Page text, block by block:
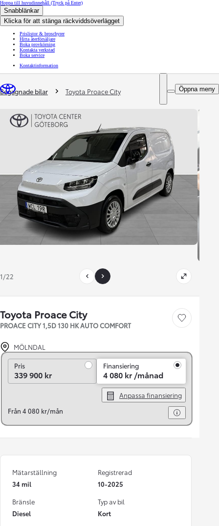
Hoppa till huvudinnehåll (Tryck på Enter)
Snabblänkar
Klicka för att stänga räckviddsöverlägget
Prislistor & broschyrer
Hitta återförsäljare
Boka provkörning
Kontakta verkstad
Boka service
Kontaktinformation
Öppna meny
You are here
Begagnade bilar Toyota Proace City
1/22
Toyota Proace City
PROACE CITY 1,5D 130 HK AUTO COMFORT
Save car
MÖLNDAL
Pris
339 900 kr
Finansiering
4 080 kr /månad
Anpassa finansiering
Från 4 080 kr/mån
Mätarställning
34 mil
Registrerad
10-2025
Bränsle
Diesel
Typ av bil
Kort